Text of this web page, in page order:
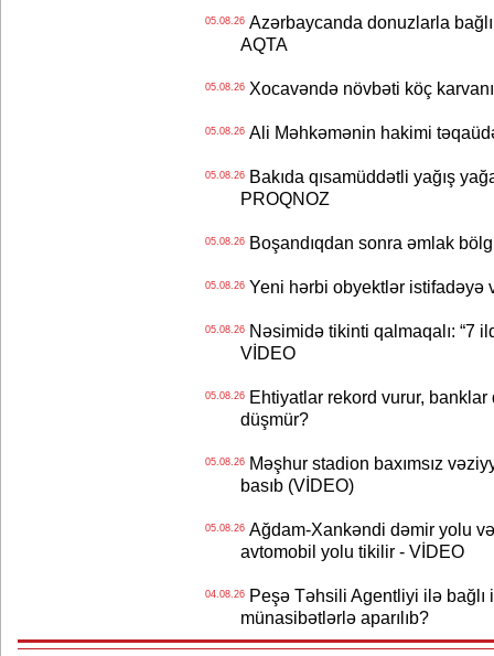
05.08.26Azərbaycanda donuzlarla
AQTA
05.08.26Xocavəndə növbəti köç
05.08.26Ali Məhkəmənin hakimi
05.08.26Bakıda qısamüddətli yağış
PROQNOZ
05.08.26Boşandıqdan sonra əmlak
05.08.26Yeni hərbi obyektlər istifadəyə
05.08.26Nəsimidə tikinti qalmaqalı: “7
VİDEO
05.08.26Ehtiyatlar rekord vurur, banklar
düşmür?
05.08.26Məşhur stadion baxımsız
basıb (VİDEO)
05.08.26Ağdam-Xankəndi dəmir yolu
avtomobil yolu tikilir - VİDEO
04.08.26Peşə Təhsili Agentliyi ilə bağlı
münasibətlərlə aparılıb?